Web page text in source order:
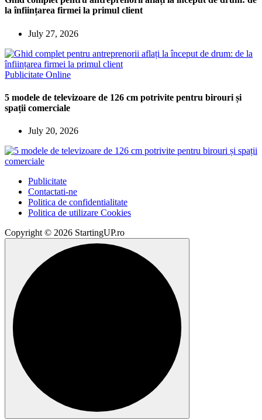
la înființarea firmei la primul client
July 27, 2026
Publicitate Online
5 modele de televizoare de 126 cm potrivite pentru birouri și
spații comerciale
July 20, 2026
Publicitate
Contactati-ne
Politica de confidentialitate
Politica de utilizare Cookies
Copyright © 2026 StartingUP.ro